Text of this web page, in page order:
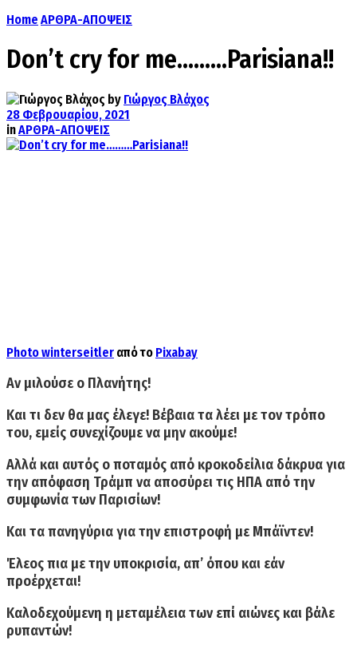
Home ΑΡΘΡΑ-ΑΠΟΨΕΙΣ
Don’t cry for me………Parisiana!!
by Γιώργος Βλάχος
28 Φεβρουαρίου, 2021
inΑΡΘΡΑ-ΑΠΟΨΕΙΣ
Photowinterseitler από το Pixabay
Αν μιλούσε ο Πλανήτης!
Και τι δεν θα μας έλεγε! Βέβαια τα λέει με τον τρόπο
του, εμείς συνεχίζουμε να μην ακούμε!
Αλλά και αυτός ο ποταμός από κροκοδείλια δάκρυα για
την απόφαση Τράμπ να αποσύρει τις ΗΠΑ από την
συμφωνία των Παρισίων!
Και τα πανηγύρια για την επιστροφή με Μπάϊντεν!
Έλεος πια με την υποκρισία, απ’ όπου και εάν
προέρχεται!
Καλοδεχούμενη η μεταμέλεια των επί αιώνες και βάλε
ρυπαντών!